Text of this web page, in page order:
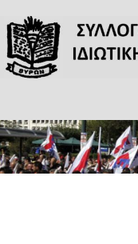
στο
περιεχόμενο